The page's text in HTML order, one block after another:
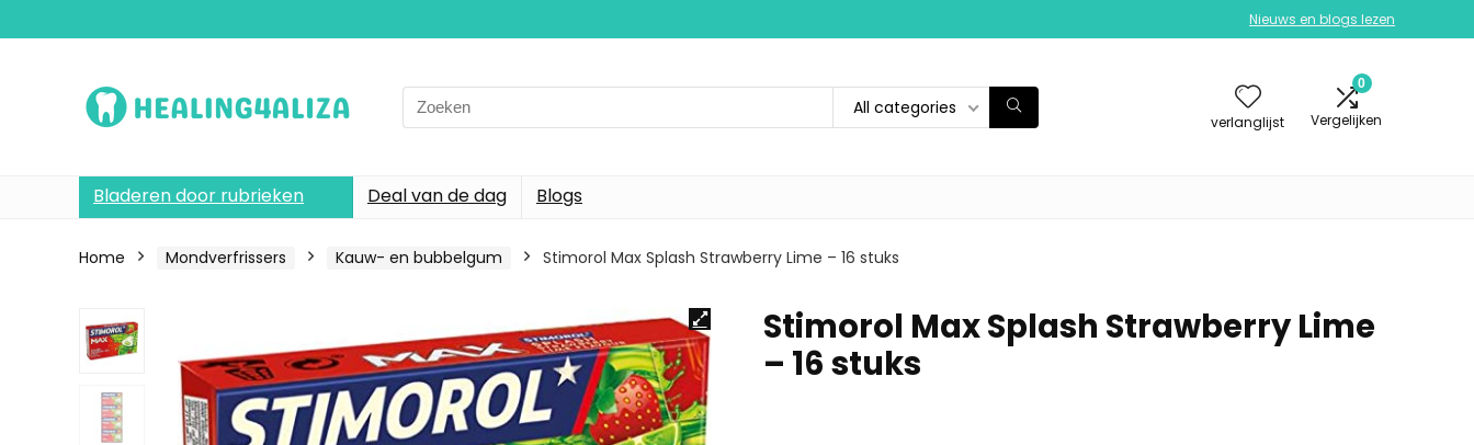
Nieuws en blogs lezen
Search
for:
All categories
verlanglijst
0
Vergelijken
Bladeren door rubrieken Deal van de dag Blogs
Home Mondverfrissers Kauw- en bubbelgum Stimorol Max Splash Strawberry Lime – 16 stuks
Stimorol Max Splash Strawberry Lime
– 16 stuks